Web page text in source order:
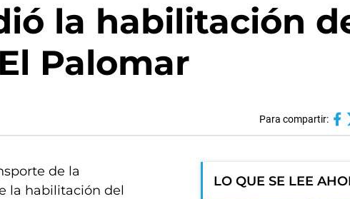
la habilitación
Palomar
Para compartir:
de la
la habilitación del
LO QUE SE LEE